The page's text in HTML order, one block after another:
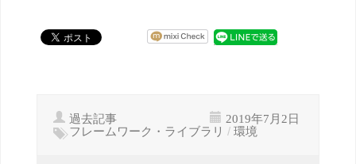
過去記事 2019年7月2日
フレームワーク・ライブラリ / 環境